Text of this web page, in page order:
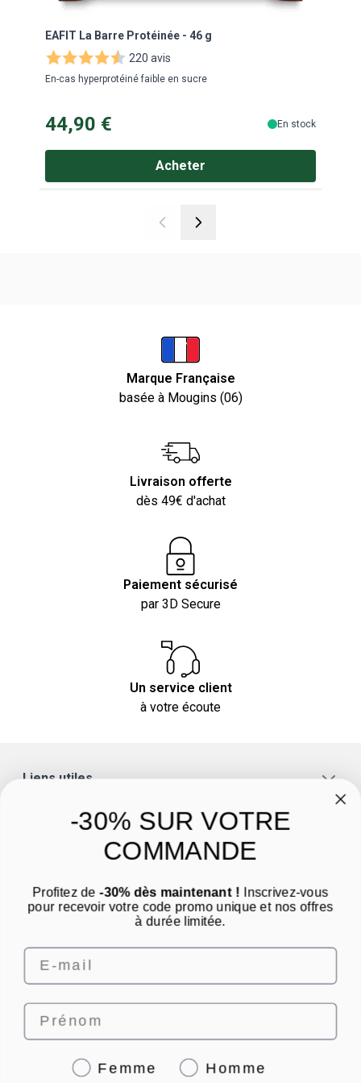
EAFIT La Barre Protéinée - 46 g
220 avis
En-cas hyperprotéiné faible en sucre
44,90 € En stock
Acheter
Marque Française
basée à Mougins (06)
Livraison offerte
dès 49€ d'achat
Paiement sécurisé
par 3D Secure
Un service client
à votre écoute
Liens utiles
Nous contacter par email
-30% SUR VOTRE
COMMANDE
Profitez de -30% dès maintenant ! Inscrivez-vous
pour recevoir votre code promo unique et nos offres
à durée limitée.
Email
Prénom
GenreFemme Homme